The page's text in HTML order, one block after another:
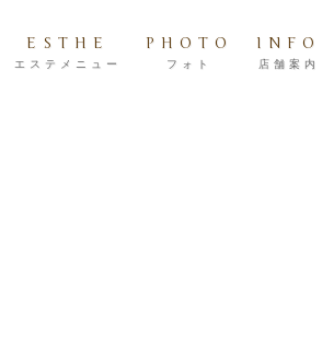
ESTHE
エステメニュー
PHOTO
フォト
INFO
店舗案内